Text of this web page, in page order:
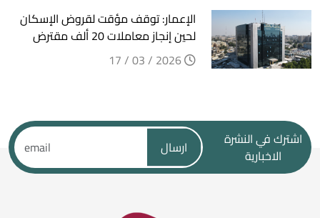
الإعمار: توقف مؤقت لقروض الإسكان
لحين إنجاز معاملات 20 ألف مقترض
اشترك في النشرة
الاخبارية
ارسال